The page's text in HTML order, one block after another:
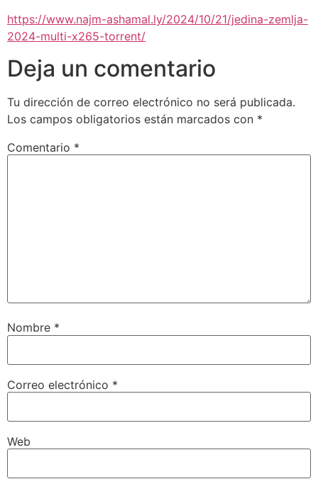
https://www.najm-ashamal.ly/2024/10/21/jedina-zemlja-
2024-multi-x265-torrent/
Deja un comentario
Tu dirección de correo electrónico no será publicada.
Los campos obligatorios están marcados con *
Comentario *
Nombre *
Correo electrónico *
Web